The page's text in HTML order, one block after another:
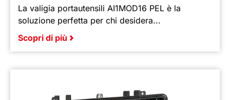
La valigia portautensili AI1MOD16 PEL è la
soluzione perfetta per chi desidera...
Scopri di più